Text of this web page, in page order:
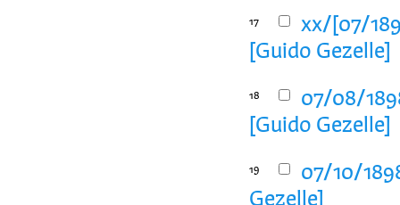
17
xx/[07/
[Guido Gezelle]
18
07/08/
[Guido Gezelle]
19
07/10/
Gezelle]